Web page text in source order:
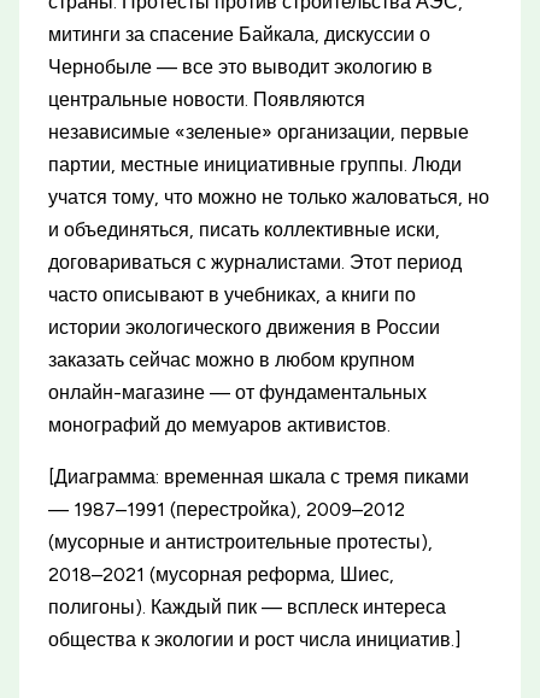
митинги за спасение Байкала, дискуссии о
Чернобыле — все это выводит экологию в
центральные новости. Появляются
независимые «зеленые» организации, первые
партии, местные инициативные группы. Люди
учатся тому, что можно не только жаловаться, но
и объединяться, писать коллективные иски,
договариваться с журналистами. Этот период
часто описывают в учебниках, а книги по
истории экологического движения в России
заказать сейчас можно в любом крупном
онлайн-магазине — от фундаментальных
монографий до мемуаров активистов.
[Диаграмма: временная шкала с тремя пиками
— 1987–1991 (перестройка), 2009–2012
(мусорные и антистроительные протесты),
2018–2021 (мусорная реформа, Шиес,
полигоны). Каждый пик — всплеск интереса
общества к экологии и рост числа инициатив.]